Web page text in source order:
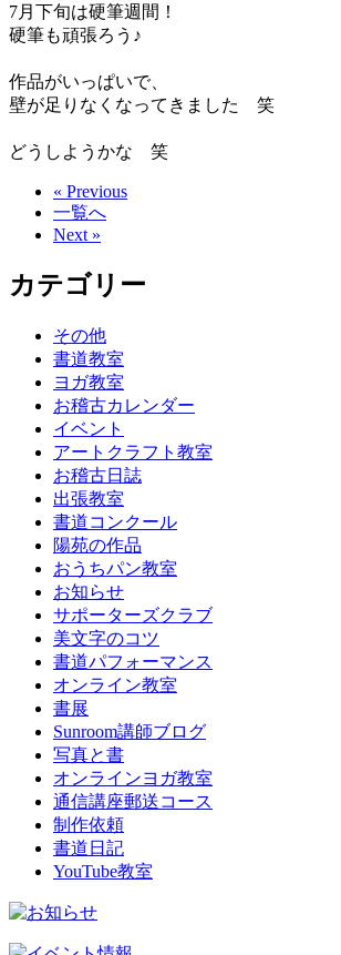
7月下旬は硬筆週間！
硬筆も頑張ろう♪
作品がいっぱいで、
壁が足りなくなってきました 笑
どうしようかな 笑
« Previous
一覧へ
Next »
カテゴリー
その他
書道教室
ヨガ教室
お稽古カレンダー
イベント
アートクラフト教室
お稽古日誌
出張教室
書道コンクール
陽苑の作品
おうちパン教室
お知らせ
サポーターズクラブ
美文字のコツ
書道パフォーマンス
オンライン教室
書展
Sunroom講師ブログ
写真と書
オンラインヨガ教室
通信講座郵送コース
制作依頼
書道日記
YouTube教室